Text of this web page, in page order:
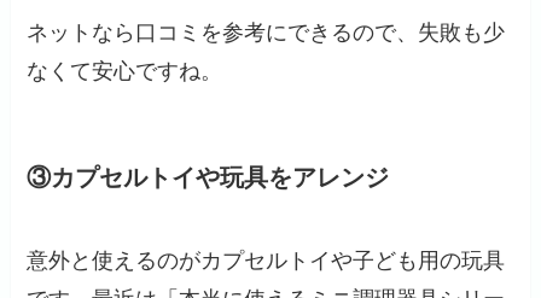
ネットなら口コミを参考にできるので、失敗も少
なくて安心ですね。
③カプセルトイや玩具をアレンジ
意外と使えるのがカプセルトイや子ども用の玩具